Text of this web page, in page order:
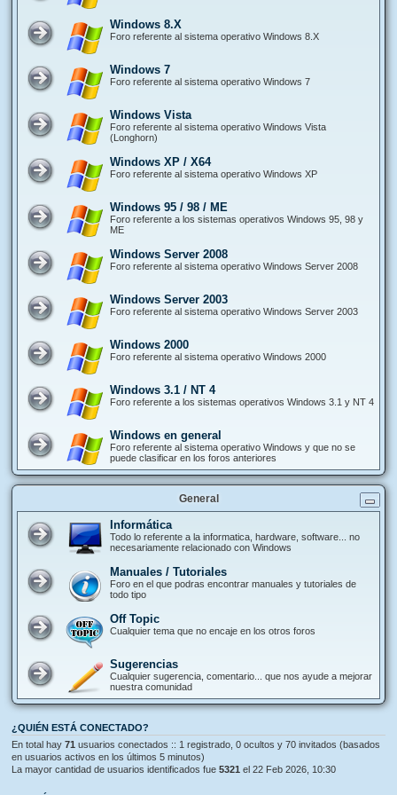
Windows 8.X
Foro referente al sistema operativo Windows 8.X
Windows 7
Foro referente al sistema operativo Windows 7
Windows Vista
Foro referente al sistema operativo Windows Vista
(Longhorn)
Windows XP / X64
Foro referente al sistema operativo Windows XP
Windows 95 / 98 / ME
Foro referente a los sistemas operativos Windows 95, 98 y
ME
Windows Server 2008
Foro referente al sistema operativo Windows Server 2008
Windows Server 2003
Foro referente al sistema operativo Windows Server 2003
Windows 2000
Foro referente al sistema operativo Windows 2000
Windows 3.1 / NT 4
Foro referente a los sistemas operativos Windows 3.1 y NT 4
Windows en general
Foro referente al sistema operativo Windows y que no se
puede clasificar en los foros anteriores
General
Informática
Todo lo referente a la informatica, hardware, software... no
necesariamente relacionado con Windows
Manuales / Tutoriales
Foro en el que podras encontrar manuales y tutoriales de
todo tipo
Off Topic
Cualquier tema que no encaje en los otros foros
Sugerencias
Cualquier sugerencia, comentario... que nos ayude a mejorar
nuestra comunidad
¿QUIÉN ESTÁ CONECTADO?
En total hay 71 usuarios conectados :: 1 registrado, 0 ocultos y 70 invitados (basados
en usuarios activos en los últimos 5 minutos)
La mayor cantidad de usuarios identificados fue 5321 el 22 Feb 2026, 10:30